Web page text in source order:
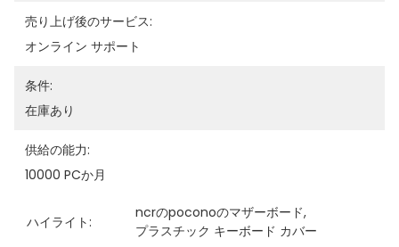
売り上げ後のサービス:
オンライン サポート
条件:
在庫あり
供給の能力:
10000 PCか月
ハイライト:
ncrのpoconoのマザーボード,
プラスチック キーボード カバー